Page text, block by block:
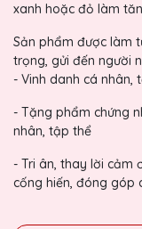
xanh hoặc đỏ làm
Sản phẩm được làm
trọng, gửi đến người
- Vinh danh cá nhân,
- Tặng phẩm chứng
nhân, tập thể
- Tri ân, thay lời cảm
cống hiến, đóng góp